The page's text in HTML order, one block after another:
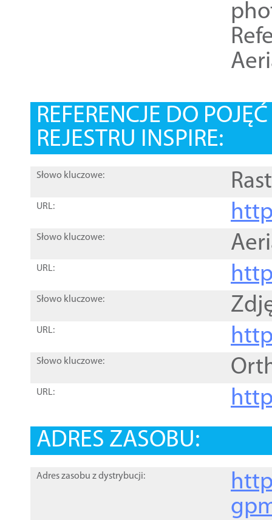
REFERENCJE DO
REJESTRU INSPIRE:
Słowo kluczowe:
URL:
Słowo kluczowe:
URL:
Słowo kluczowe:
URL:
Słowo kluczowe:
URL:
ADRES ZASOBU:
Adres zasobu z dystrybucji: